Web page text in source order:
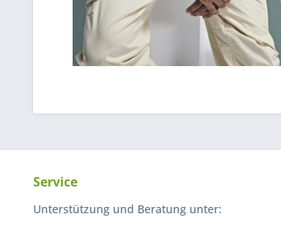
Service
Unterstützung und Beratung unter: